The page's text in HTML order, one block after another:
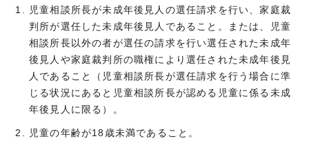
児童相談所長が未成年後見人の選任請求を行い、家庭裁
判所が選任した未成年後見人であること。または、児童
相談所長以外の者が選任の請求を行い選任された未成年
後見人や家庭裁判所の職権により選任された未成年後見
人であること（児童相談所長が選任請求を行う場合に準
じる状況にあると児童相談所長が認める児童に係る未成
年後見人に限る）。
児童の年齢が18歳未満であること。